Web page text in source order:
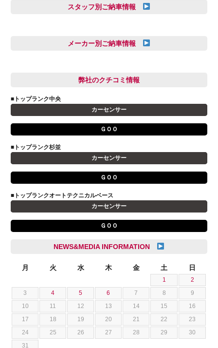
スタッフ別ご納車情報
多田 健人
小澤 孝久
小野 利公
山本 大輔
岩井 裕一
石川 成一郎
荒居 力哉
荻野 雅史
菊池 大誠
藤本 京弥
メーカー別ご納車情報
FIAT
JAGUAR
アストンマーティン
アルファロメオ
キャデラック
クライスラー
クライスラージープ
スズキ
ダッジ
テスラ
トヨタ
ニッサン
弊社のクチコミ情報
■トップランク中央
カーセンサー
ＧＯＯ
■トップランク杉並
カーセンサー
ＧＯＯ
■トップランクオートテクニカルベース
カーセンサー
ＧＯＯ
NEWS&MEDIA INFORMATION
月 火 水 木 金 土 日
1
2
3
4 5 6 7 8
9
10
11 12 13 14 15
16
17
18 19 20 21 22
23
24
25 26 27 28 29
30
31